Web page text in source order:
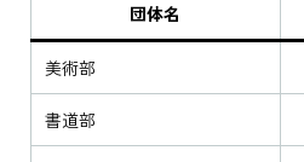
団体名
美術部
書道部